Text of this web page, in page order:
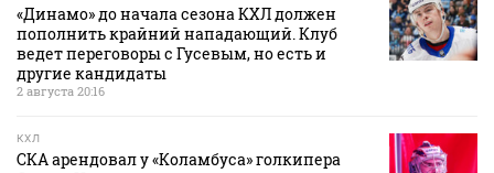
«Динамо» до начала сезона КХЛ должен
пополнить крайний нападающий. Клуб
ведет переговоры с Гусевым, но есть и
другие кандидаты
2 августа 20:16
КХЛ
СКА арендовал у «Коламбуса» голкипера